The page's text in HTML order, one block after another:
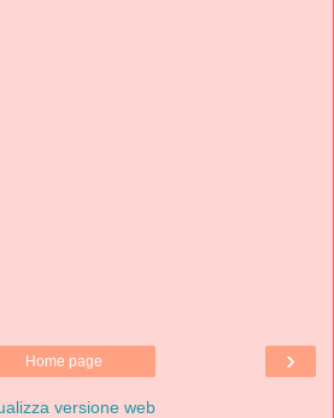
›
Home page
versione web